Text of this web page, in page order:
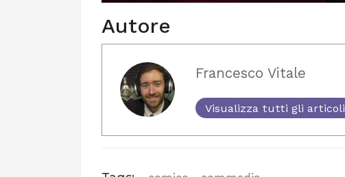
Autore
Francesco Vitale
Visualizza tutti gli articoli